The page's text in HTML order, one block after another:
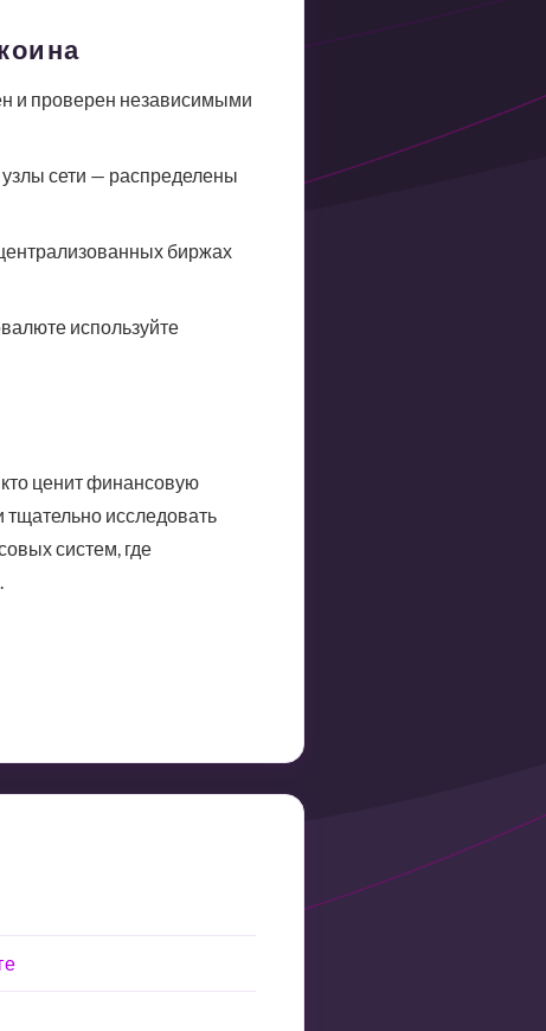
и проверен независимыми
сети — распределены
биржах
используйте
ценит финансовую
исследовать
систем, где